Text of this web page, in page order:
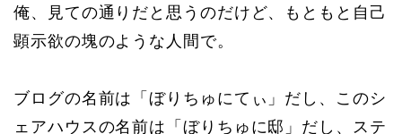
俺、見ての通りだと思うのだけど、もともと自己
顕示欲の塊のような人間で。
ブログの名前は「ぼりちゅにてぃ」だし、このシ
ェアハウスの名前は「ぼりちゅに邸」だし、ステ